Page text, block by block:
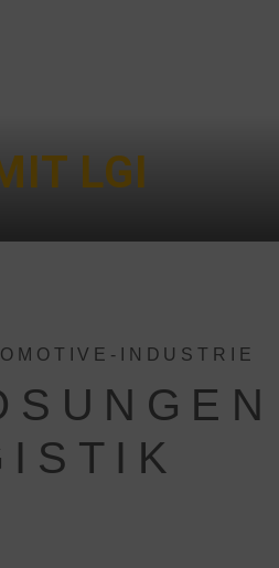
LGI
INDUSTRIE